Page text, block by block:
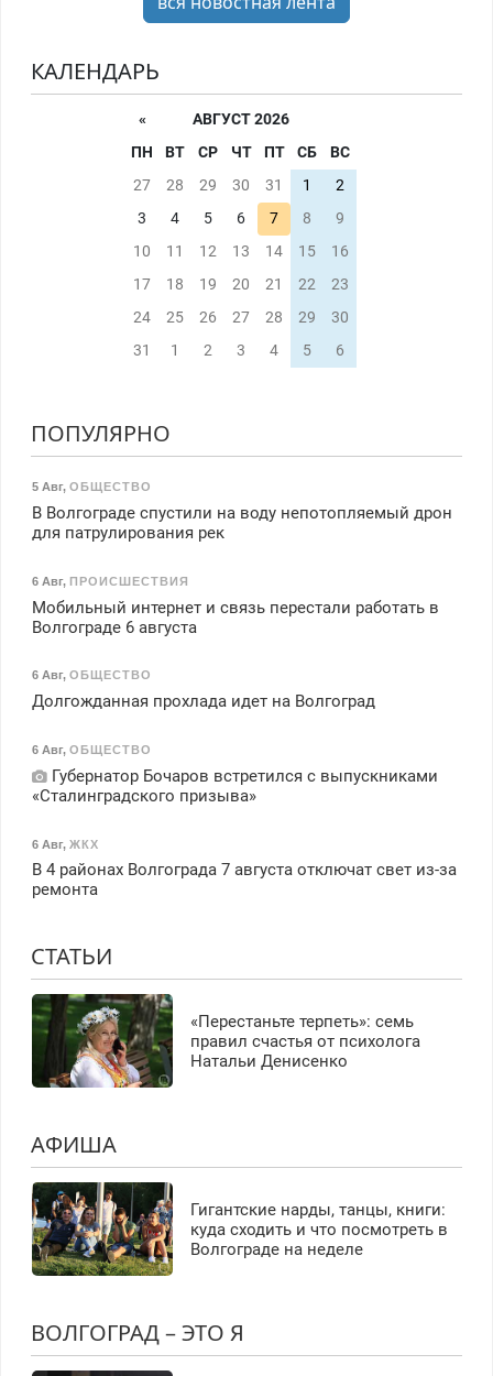
КАЛЕНДАРЬ
«
АВГУСТ 2026
ПН
ВТ СР ЧТ ПТ СБ
ВС
27
28 29 30 31 1
2
3
4 5 6 7 8
9
10
11 12 13 14 15
16
17
18 19 20 21 22
23
24
25 26 27 28 29
30
31
1 2 3 4 5 6
ПОПУЛЯРНО
5 Авг, ОБЩЕСТВО
В Волгограде спустили на воду непотопляемый дрон
для патрулирования рек
6 Авг, ПРОИСШЕСТВИЯ
Мобильный интернет и связь перестали работать в
Волгограде 6 августа
6 Авг, ОБЩЕСТВО
Долгожданная прохлада идет на Волгоград
6 Авг, ОБЩЕСТВО
Губернатор Бочаров встретился с выпускниками
«Сталинградского призыва»
6 Авг, ЖКХ
В 4 районах Волгограда 7 августа отключат свет из-за
ремонта
СТАТЬИ
«Перестаньте терпеть»: семь
правил счастья от психолога
Натальи Денисенко
АФИША
Гигантские нарды, танцы, книги:
куда сходить и что посмотреть в
Волгограде на неделе
ВОЛГОГРАД – ЭТО Я